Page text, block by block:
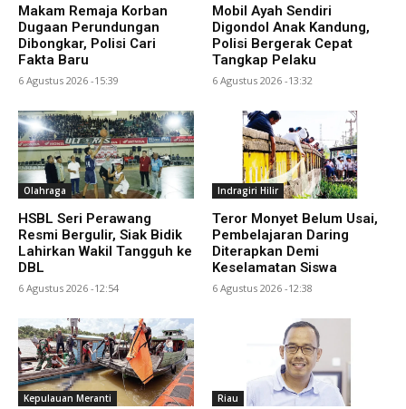
Makam Remaja Korban
Dugaan Perundungan
Dibongkar, Polisi Cari
Fakta Baru
6 Agustus 2026 -15:39
Mobil Ayah Sendiri
Digondol Anak Kandung,
Polisi Bergerak Cepat
Tangkap Pelaku
6 Agustus 2026 -13:32
Olahraga
HSBL Seri Perawang
Resmi Bergulir, Siak Bidik
Lahirkan Wakil Tangguh ke
DBL
6 Agustus 2026 -12:54
Indragiri Hilir
Teror Monyet Belum Usai,
Pembelajaran Daring
Diterapkan Demi
Keselamatan Siswa
6 Agustus 2026 -12:38
Kepulauan Meranti Riau